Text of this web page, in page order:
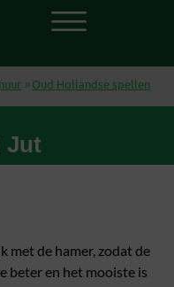
»Oud Hollandse spellen
Jut
met de hamer, zodat de
beter en het mooiste is